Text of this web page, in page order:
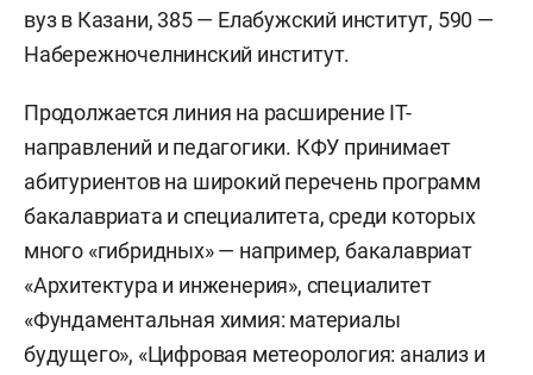
Целевая квота превратилась в адресный
процентах от общего числа мест, а с указанием
конкретного количества мест, заказчиков
целевого обучения, вузов, форм обучения и
образовательных программ. По сути, каждое
целевое место теперь закреплено за
конкретным предприятием по конкретному
направлению. База целевого набора размещена
на портале «Работа в России». Кроме того, на
вуз в Казани, 385 — Елабужский институт, 590 —
Набережночелнинский институт.
Продолжается линия на расширение IT-
направлений и педагогики. КФУ принимает
абитуриентов на широкий перечень программ
бакалавриата и специалитета, среди которых
много «гибридных» — например, бакалавриат
«Архитектура и инженерия», специалитет
«Фундаментальная химия: материалы
будущего», «Цифровая метеорология: анализ и